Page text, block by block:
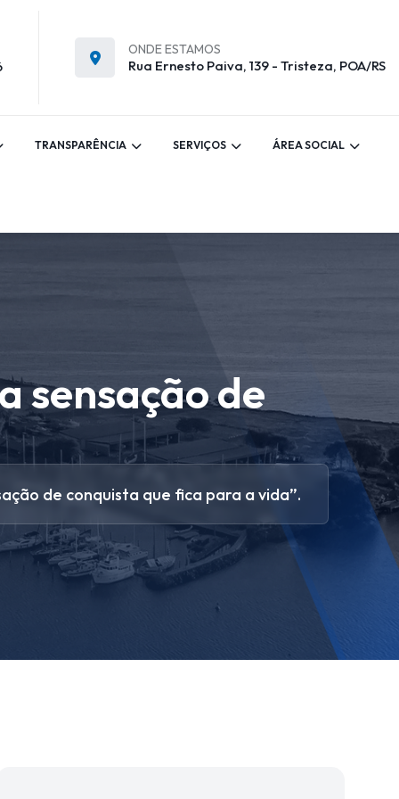
ONDE ESTAMOS
Rua Ernesto Paiva, 139 - Tristeza, POA/RS
TRANSPARÊNCIA SERVIÇOS ÁREA SOCIAL
sensação de
de conquista que fica para a vida”.